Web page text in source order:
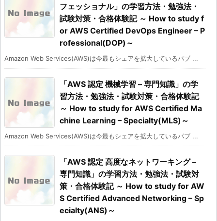
フェッショナル」の学習方法・勉強法・
試験対策・合格体験記 ～ How to study f
or AWS Certified DevOps Engineer – P
rofessional(DOP)～
Amazon Web Services(AWS)は今最もシェアを拡大しているパブ ...
「AWS 認定 機械学習 – 専門知識」の学
習方法・勉強法・試験対策・合格体験記
～ How to study for AWS Certified Ma
chine Learning – Specialty(MLS)～
Amazon Web Services(AWS)は今最もシェアを拡大しているパブ ...
「AWS 認定 高度なネットワーキング –
専門知識」の学習方法・勉強法・試験対
策・合格体験記 ～ How to study for AW
S Certified Advanced Networking – Sp
ecialty(ANS)～